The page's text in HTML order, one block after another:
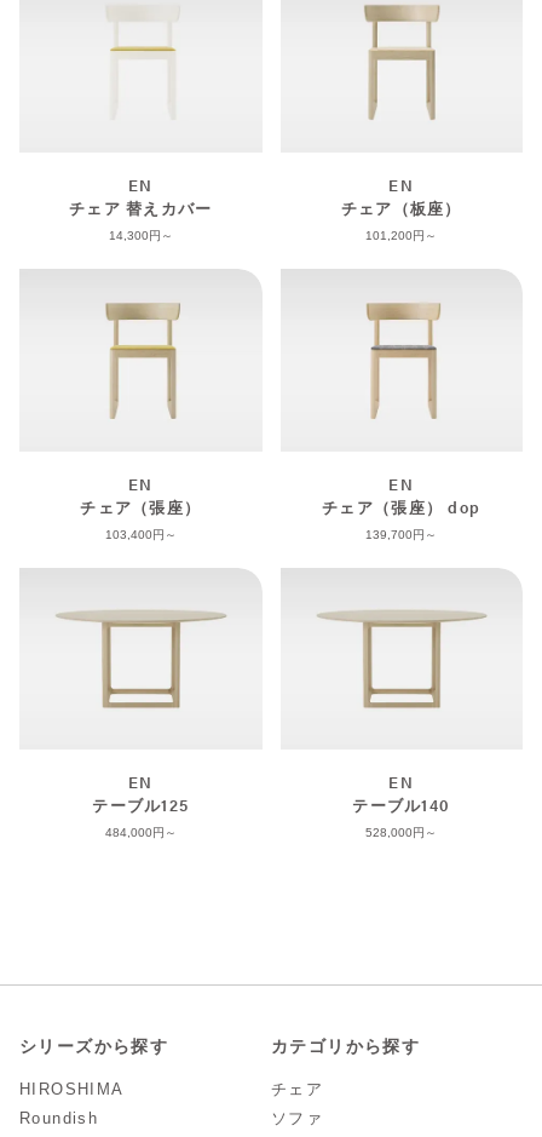
EN
チェア 替えカバー
14,300
EN
チェア（板座）
101,200
EN
チェア（張座）
103,400
EN
チェア（張座） dop
139,700
EN
テーブル125
484,000
EN
テーブル140
528,000
シリーズから探す
HIROSHIMA
Roundish
カテゴリから探す
チェア
ソファ